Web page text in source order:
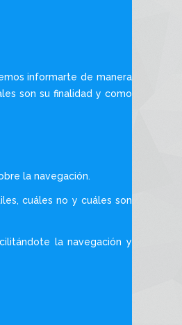
informarte de manera
son su finalidad y como
la navegación.
cuáles no y cuáles son
la navegación y